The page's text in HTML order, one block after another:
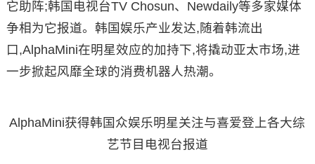
它助阵;韩国电视台TV Chosun、Newdaily等多家媒体
争相为它报道。韩国娱乐产业发达,随着韩流出
口,AlphaMini在明星效应的加持下,将撬动亚太市场,进
一步掀起风靡全球的消费机器人热潮。
AlphaMini获得韩国众娱乐明星关注与喜爱登上各大综
艺节目电视台报道